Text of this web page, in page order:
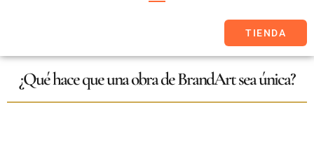
TIENDA
¿Qué hace que una obra de BrandArt sea única?